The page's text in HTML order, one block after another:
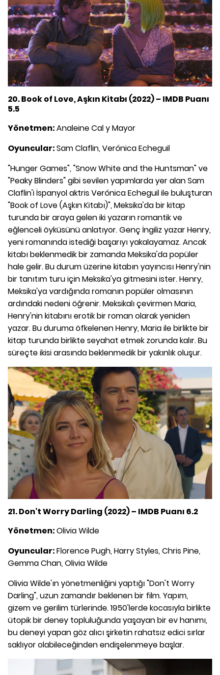
20. Book of Love, Aşkın Kitabı (2022) – IMDB Puanı
5.5
Yönetmen:Analeine Cal y Mayor
Oyuncular:Sam Claflin, Verónica Echeguil
"Hunger Games", "Snow White and the Huntsman" ve
"Peaky Blinders" gibi sevilen yapımlarda yer alan Sam
Claflin'i İspanyol aktris Verónica Echeguil ile buluşturan
"Book of Love (Aşkın Kitabı)", Meksika'da bir kitap
turunda bir araya gelen iki yazarın romantik ve
eğlenceli öyküsünü anlatıyor. Genç İngiliz yazar Henry,
yeni romanında istediği başarıyı yakalayamaz. Ancak
kitabı beklenmedik bir zamanda Meksika'da popüler
hale gelir. Bu durum üzerine kitabın yayıncısı Henry'nin
bir tanıtım turu için Meksika'ya gitmesini ister. Henry,
Meksika'ya vardığında romanın popüler olmasının
ardındaki nedeni öğrenir. Meksikalı çevirmen Maria,
Henry'nin kitabını erotik bir roman olarak yeniden
yazar. Bu duruma öfkelenen Henry, Maria ile birlikte bir
kitap turunda birlikte seyahat etmek zorunda kalır. Bu
süreçte ikisi arasında beklenmedik bir yakınlık oluşur.
21. Don't Worry Darling (2022) – IMDB Puanı 6.2
Yönetmen:Olivia Wilde
Oyuncular:Florence Pugh, Harry Styles, Chris Pine,
Gemma Chan, Olivia Wilde
Olivia Wilde'ın yönetmenliğini yaptığı "Don't Worry
Darling", uzun zamandır beklenen bir film. Yapım,
gizem ve gerilim türlerinde. 1950'lerde kocasıyla birlikte
ütopik bir deney topluluğunda yaşayan bir ev hanımı,
bu deneyi yapan göz alıcı şirketin rahatsız edici sırlar
saklıyor olabileceğinden endişelenmeye başlar.